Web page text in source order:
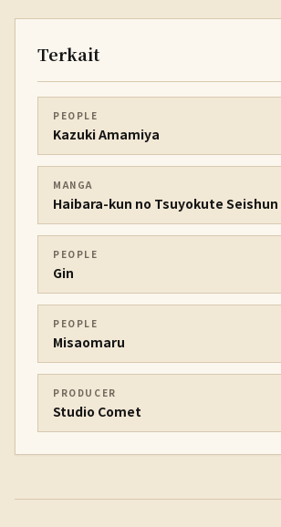
Terkait
PEOPLE
Kazuki Amamiya
MANGA
Haibara-kun no Tsuyokute Seishun
PEOPLE
Gin
PEOPLE
Misaomaru
PRODUCER
Studio Comet